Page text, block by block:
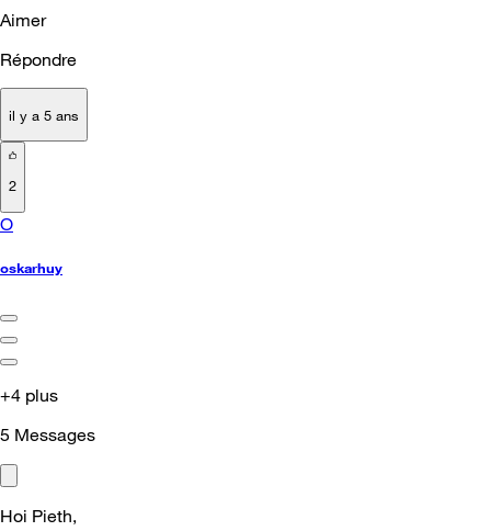
Aimer
Répondre
il y a 5 ans
2
O
oskarhuy
+4 plus
5 Messages
Hoi Pieth,